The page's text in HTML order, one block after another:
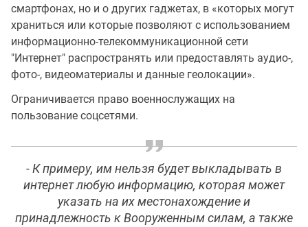
смартфонах, но и о других гаджетах, в «которых могут
храниться или которые позволяют с использованием
информационно-телекоммуникационной сети
"Интернет" распространять или предоставлять аудио-,
фото-, видеоматериалы и данные геолокации».
Ограничивается право военнослужащих на
пользование соцсетями.
- К примеру, им нельзя будет выкладывать в
интернет любую информацию, которая может
указать на их местонахождение и
принадлежность к Вооруженным силам, а также